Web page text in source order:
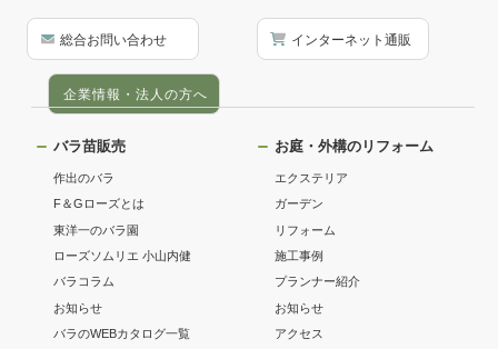
総合お問い合わせ インターネット通販
企業情報・法人の方へ
バラ苗販売
作出のバラ
F＆Gローズとは
東洋一のバラ園
ローズソムリエ 小山内健
バラコラム
お知らせ
バラのWEBカタログ一覧
お庭・外構のリフォーム
エクステリア
ガーデン
リフォーム
施工事例
プランナー紹介
お知らせ
アクセス